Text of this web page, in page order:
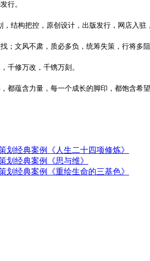
行。
，结构把控，原创设计，出版发行，网店入
；文风不肃，质必多负，统筹失策，行将多阻
千修万改，千镌万刻。
都蕴含力量，每一个成长的脚印，都饱含
划经典案例《人生二十四项修炼》
划经典案例《思与维》
划经典案例《重绘生命的三基色》